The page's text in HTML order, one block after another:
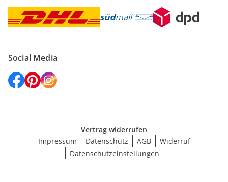
Social Media
Vertrag widerrufen
Impressum
Datenschutz AGB
Widerruf
Datenschutzeinstellungen